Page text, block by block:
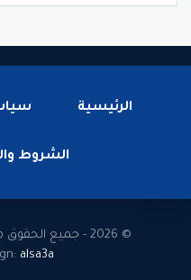
الرئيسية
الشروط
© 2026 - جميع الحقوق محفوظة لموقع.الساعة برس.
alsa3a